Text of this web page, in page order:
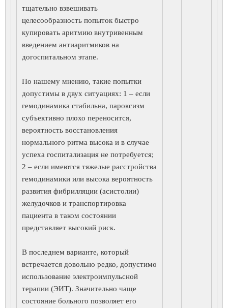
тщательно взвешивать
целесообразность попыток быстро
купировать аритмию внутривенным
введением антиаритмиков на
догоспитальном этапе.
По нашему мнению, такие попытки
допустимы в двух ситуациях: 1 – если
гемодинамика стабильна, пароксизм
субъективно плохо переносится,
вероятность восстановления
нормального ритма высока и в случае
успеха госпитализация не потребуется;
2 – если имеются тяжелые расстройства
гемодинамики или высока вероятность
развития фибрилляции (асистолии)
желудочков и транспортировка
пациента в таком состоянии
представляет высокий риск.
В последнем варианте, который
встречается довольно редко, допустимо
использование электроимпульсной
терапии (ЭИТ). Значительно чаще
состояние больного позволяет его